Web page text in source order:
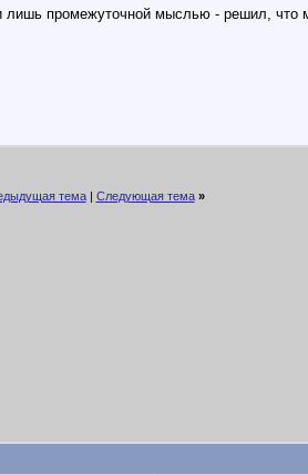
промежуточной мыслью - решил, что
тема| Следующая тема »